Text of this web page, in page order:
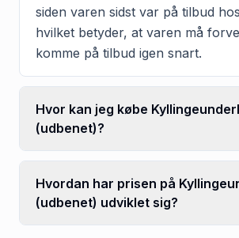
siden varen sidst var på tilbud
hvilket betyder, at varen må
komme på tilbud igen snart.
Hvor kan jeg købe
(udbenet)?
Hvordan har prisen på
(udbenet) udviklet sig?